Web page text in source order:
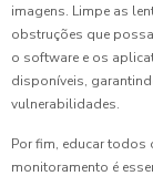
imagens. Limpe as
obstruções que
o software e os
disponíveis,
vulnerabilidades.
Por fim, educar
monitoramento é